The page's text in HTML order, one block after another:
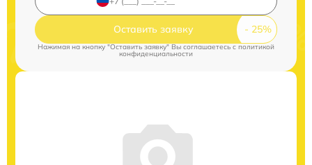
Оставить заявку
Нажимая на кнопку "Оставить заявку" Вы соглашаетесь cполитикой
конфиденциальности